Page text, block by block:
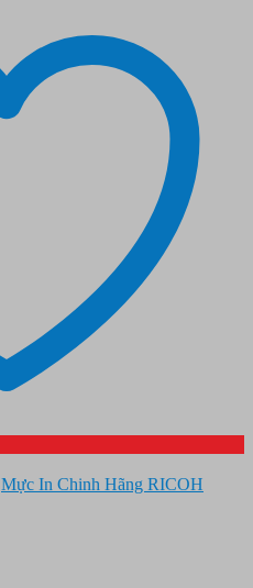
Mực In Chinh Hãng RICOH